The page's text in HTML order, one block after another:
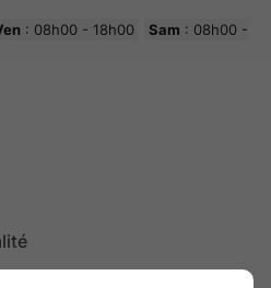
: 08h00 - 18h00 Sam : 08h00 -